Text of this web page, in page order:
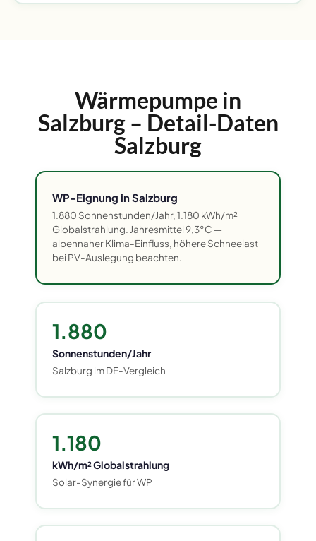
Wärmepumpe in
Salzburg – Detail-Daten
Salzburg
WP-Eignung in Salzburg
1.880 Sonnenstunden/Jahr, 1.180 kWh/m²
Globalstrahlung. Jahresmittel 9,3°C —
alpennaher Klima-Einfluss, höhere Schneelast
bei PV-Auslegung beachten.
1.880
Sonnenstunden/Jahr
Salzburg im DE-Vergleich
1.180
kWh/m² Globalstrahlung
Solar-Synergie für WP